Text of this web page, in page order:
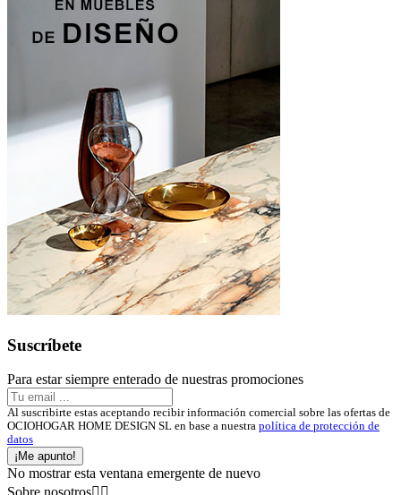
Suscríbete
Para estar siempre enterado de nuestras promociones
Al suscribirte estas aceptando recibir información comercial sobre las ofertas de
OCIOHOGAR HOME DESIGN SL en base a nuestra política de protección de
datos
¡Me apunto!
No mostrar esta ventana emergente de nuevo